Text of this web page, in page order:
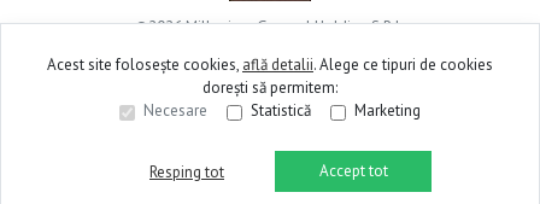
©2026Millenium General Holding S.R.L.
Site creat în
Acest site folosește cookies, află detalii.Alege ce tipuri de cookies
dorești să permitem:
Necesare
Statistică Marketing
Resping tot Accept tot